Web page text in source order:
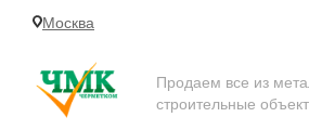
Москва
Продаем все из
строительные